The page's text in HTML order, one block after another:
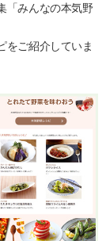
「みんなの本気野
をご紹介していま